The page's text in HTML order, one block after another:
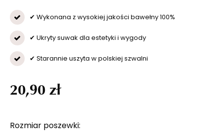
✔ Wykonana z wysokiej jakości bawełny 100%
✔ Ukryty suwak dla estetyki i wygody
✔ Starannie uszyta w polskiej szwalni
Rozmiar poszewki
20,90 zł